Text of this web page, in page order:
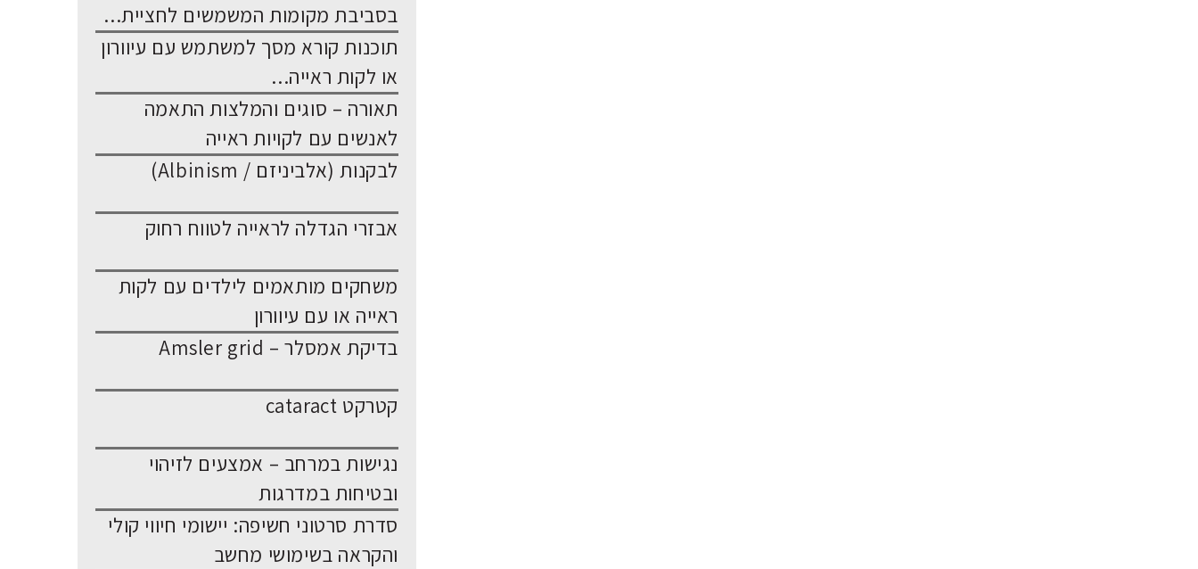
בסביבת מקומות המשמשים לחציית...
תוכנות קורא מסך למשתמש עם עיוורון
או לקות ראייה...
תאורה – סוגים והמלצות התאמה
לאנשים עם לקויות ראייה
לבקנות (אלביניזם / Albinism)
אבזרי הגדלה לראייה לטווח רחוק
משחקים מותאמים לילדים עם לקות
ראייה או עם עיוורון
בדיקת אמסלר – Amsler grid
קטרקט cataract
נגישות במרחב – אמצעים לזיהוי
ובטיחות במדרגות
סדרת סרטוני חשיפה: יישומי חיווי קולי
והקראה בשימושי מחשב